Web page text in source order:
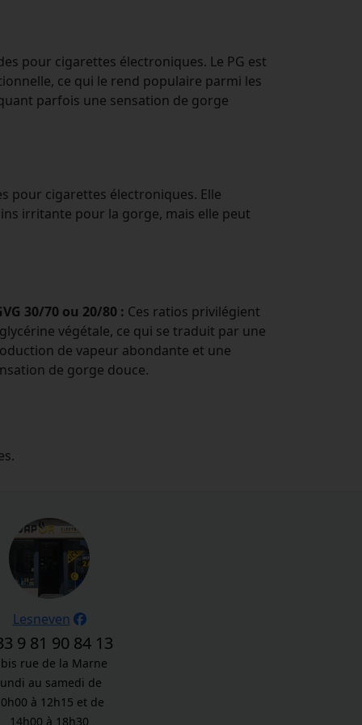
pour cigarettes électroniques. Le PG est
ce qui le rend populaire parmi les
parfois une sensation de gorge
pour cigarettes électroniques. Elle
irritante pour la gorge, mais elle peut
30/70 ou 20/80 : Ces ratios privilégient
végétale, ce qui se traduit par une
de vapeur abondante et une
de gorge douce.
Lesneven
9 81 90 84 13
bis rue de la Marne
au samedi de
à 12h15 et de
14h00 à 18h30